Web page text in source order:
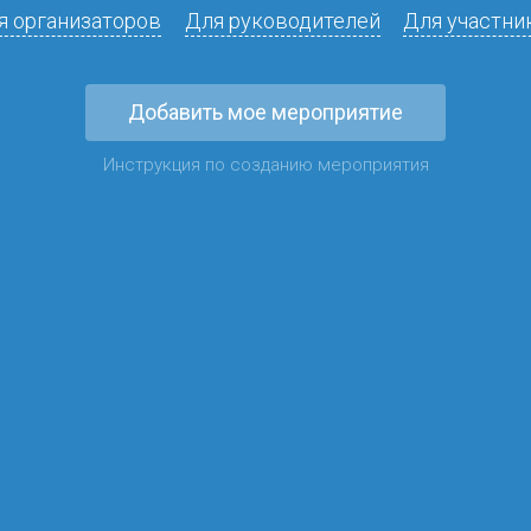
организаторов Для руководителей Для
Добавить мое мероприятие
Инструкция по созданию мероприятия